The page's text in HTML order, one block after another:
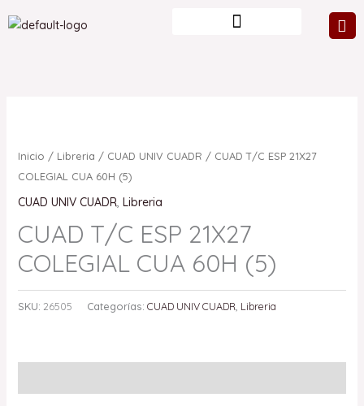
al
Inicio / Libreria / CUAD UNIV CUADR / CUAD T/C ESP 21X27
COLEGIAL CUA 60H (5)
CUAD UNIV CUADR, Libreria
CUAD T/C ESP 21X27
COLEGIAL CUA 60H (5)
SKU: 26505 Categorías: CUAD UNIV CUADR Libreria